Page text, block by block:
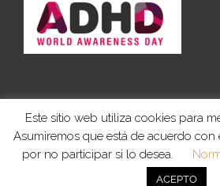
Este sitio web utiliza cookies para
Asumiremos que está de acuerdo
por no participar si lo desea.
ACEPTO